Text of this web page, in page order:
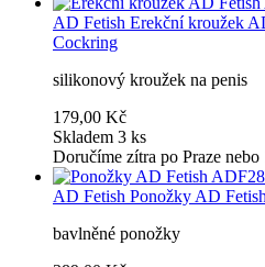
AD Fetish Erekční kroužek
Cockring
silikonový kroužek na penis
179,00 Kč
Skladem 3 ks
Doručíme zítra po Praze
AD Fetish Ponožky AD
bavlněné ponožky